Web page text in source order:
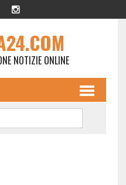
NOTIZIE ONLINE